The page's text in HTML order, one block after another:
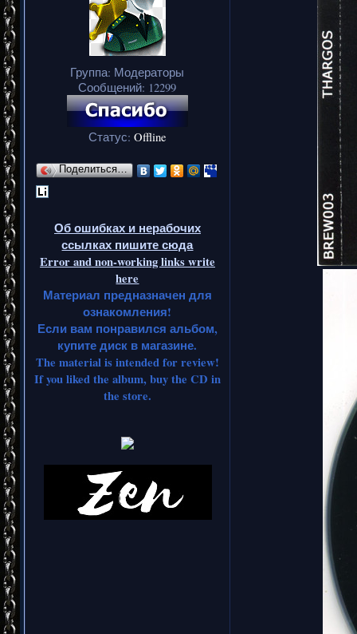
Группа: Модераторы
Сообщений: 12299
Статус: Offline
Поделиться…
Об ошибках и нерабочих
ссылках пишите сюда
Error and non-working links write
here
Материал предназначен для
ознакомления!
Если вам понравился альбом,
купите диск в магазине.
The material is intended for review!
If you liked the album, buy the CD in
the store.